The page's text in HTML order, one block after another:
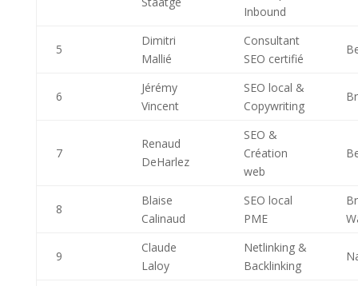
Inbound
5
Dimitri
Mallié
Consultant
SEO certifié
6
Jérémy
Vincent
SEO local &
Copywriting
7
Renaud
DeHarlez
SEO &
Création
web
8
Blaise
Calinaud
SEO local
PME
9
Claude
Laloy
Netlinking &
Backlinking